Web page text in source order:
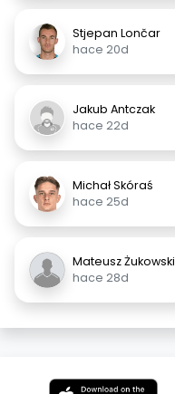
Stjepan Lončar
hace 20d
Jakub Antczak
hace 22d
Michał Skóraś
hace 25d
Mateusz Żukowski
hace 28d